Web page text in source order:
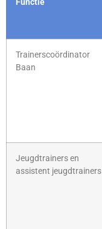
Functie
Trainerscoördinator
Baan
Jeugdtrainers en
assistent jeugdtrainers